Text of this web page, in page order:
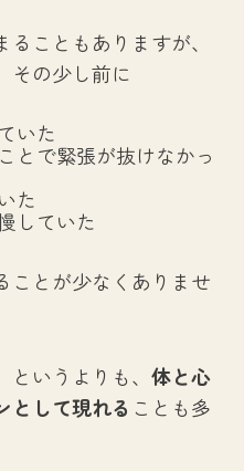
こともありますが、
その少し前に
いた
とで緊張が抜けなかっ
た
していた
ことが少なくありませ
というよりも、体と心
として現れる ことも多